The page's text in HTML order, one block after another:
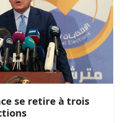
se retire à trois